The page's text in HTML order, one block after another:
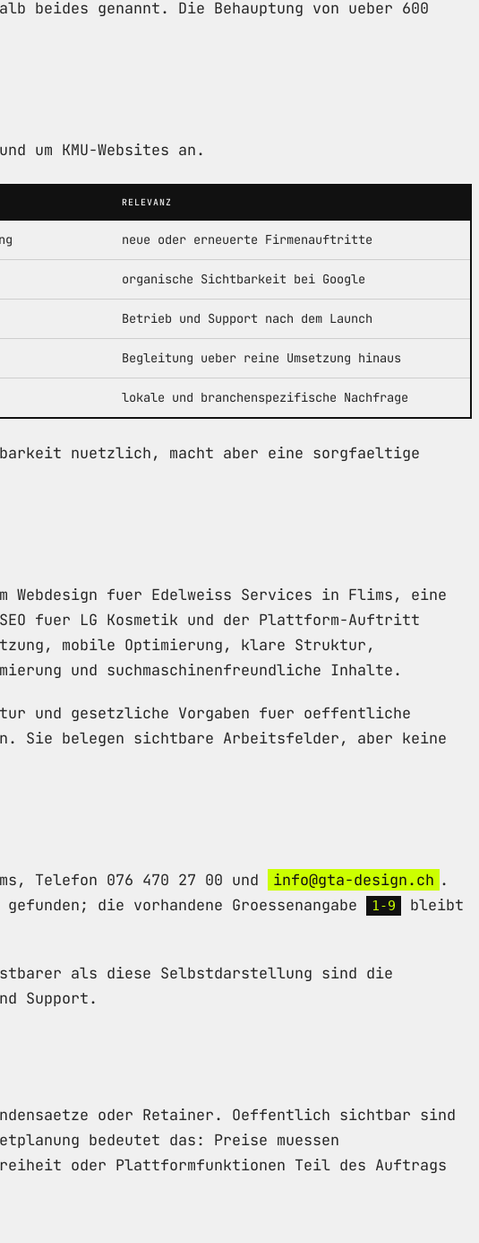
beides genannt. Die Behauptung von ueber 600
um KMU-Websites an.
RELEVANZ
neue oder erneuerte Firmenauftritte
organische Sichtbarkeit bei Google
Betrieb und Support nach dem Launch
Begleitung ueber reine Umsetzung hinaus
lokale und branchenspezifische Nachfrage
nuetzlich, macht aber eine sorgfaeltige
Webdesign fuer Edelweiss Services in Flims, eine
fuer LG Kosmetik und der Plattform-Auftritt
mobile Optimierung, klare Struktur,
und suchmaschinenfreundliche Inhalte.
und gesetzliche Vorgaben fuer oeffentliche
Sie belegen sichtbare Arbeitsfelder, aber keine
Telefon 076 470 27 00 und info@gta-design.ch .
die vorhandene Groessenangabe
1-9
bleibt
als diese Selbstdarstellung sind die
Support.
oder Retainer. Oeffentlich sichtbar sind
bedeutet das: Preise muessen
oder Plattformfunktionen Teil des Auftrags